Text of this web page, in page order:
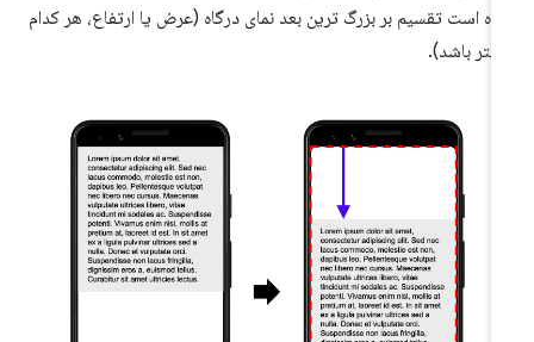
است تقسیم بر بزرگ ترین بعد نمای درگاه (عرض یا ارتفاع، هر کدام
باشد).